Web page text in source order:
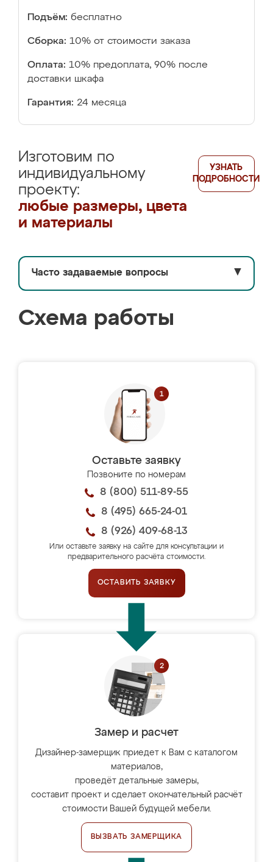
Подъём: бесплатно
Сборка: 10% от стоимости заказа
Оплата: 10% предоплата, 90% после
доставки шкафа
Гарантия: 24 месяца
Изготовим по
индивидуальному
проекту:
любые размеры, цвета
и материалы
УЗНАТЬ
ПОДРОБНОСТИ
Часто задаваемые вопросы ▼
Схема работы
Оставьте заявку
Позвоните по номерам
8 (800) 511-89-55
8 (495) 665-24-01
8 (926) 409-68-13
Или оставьте заявку на сайте для консультации и
предварительного расчёта стоимости.
ОСТАВИТЬ ЗАЯВКУ
Замер и расчет
Дизайнер-замерщик приедет к Вам с каталогом
материалов,
проведёт детальные замеры,
составит проект и сделает окончательный расчёт
стоимости Вашей будущей мебели.
ВЫЗВАТЬ ЗАМЕРЩИКА